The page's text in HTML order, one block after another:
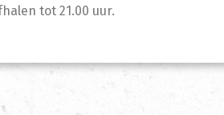
tot 21.00 uur.